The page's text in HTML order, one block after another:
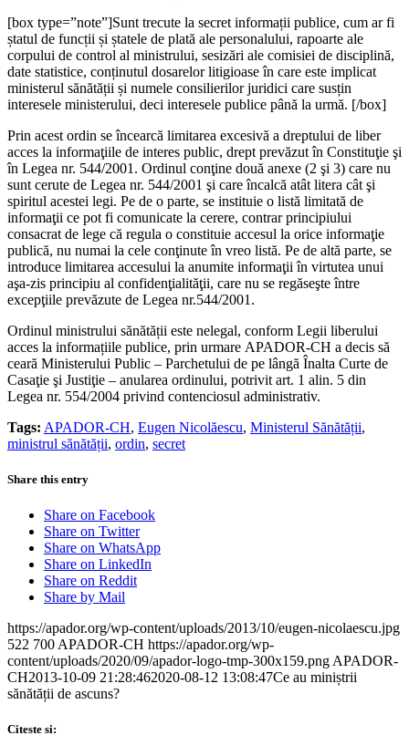
[box type=”note”]Sunt trecute la secret informații publice, cum ar fi
ștatul de funcții și ștatele de plată ale personalului, rapoarte ale
corpului de control al ministrului, sesizări ale comisiei de disciplină,
date statistice, conținutul dosarelor litigioase în care este implicat
ministerul sănătății și numele consilierilor juridici care susțin
interesele ministerului, deci interesele publice până la urmă. [/box]
Prin acest ordin se încearcă limitarea excesivă a dreptului de liber
acces la informaţiile de interes public, drept prevăzut în Constituţie şi
în Legea nr. 544/2001. Ordinul conţine două anexe (2 şi 3) care nu
sunt cerute de Legea nr. 544/2001 şi care încalcă atât litera cât şi
spiritul acestei legi. Pe de o parte, se instituie o listă limitată de
informaţii ce pot fi comunicate la cerere, contrar principiului
consacrat de lege că regula o constituie accesul la orice informaţie
publică, nu numai la cele conţinute în vreo listă. Pe de altă parte, se
introduce limitarea accesului la anumite informaţii în virtutea unui
aşa-zis principiu al confidenţialităţii, care nu se regăseşte între
excepţiile prevăzute de Legea nr.544/2001.
Ordinul ministrului sănătății este nelegal, conform Legii liberului
acces la informațiile publice, prin urmare APADOR-CH a decis să
ceară Ministerului Public – Parchetului de pe lângă Înalta Curte de
Casaţie şi Justiţie – anularea ordinului, potrivit art. 1 alin. 5 din
Legea nr. 554/2004 privind contenciosul administrativ.
Tags: APADOR-CH, Eugen Nicolăescu, Ministerul Sănătății,
ministrul sănătății, ordin, secret
Share this entry
Share on Facebook
Share on Twitter
Share on WhatsApp
Share on LinkedIn
Share on Reddit
Share by Mail
https://apador.org/wp-content/uploads/2013/10/eugen-nicolaescu.jpg
522 700 APADOR-CH https://apador.org/wp-
content/uploads/2020/09/apador-logo-tmp-300x159.png APADOR-
CH2013-10-09 21:28:462020-08-12 13:08:47Ce au miniștrii
sănătății de ascuns?
Citeste si: